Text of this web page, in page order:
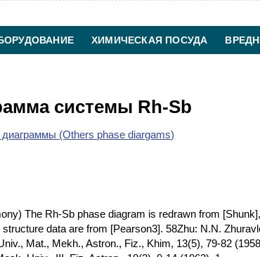
ХИМИЧЕСКАЯ ПОСУДА
системы Rh-Sb
(Others phase diargams)
The Rh-Sb phase diagram is redrawn from
data are from [Pearson3]. 58Zhu: N.N.
Mat., Mekh., Astron., Fiz., Khim, 13(5), 79-82